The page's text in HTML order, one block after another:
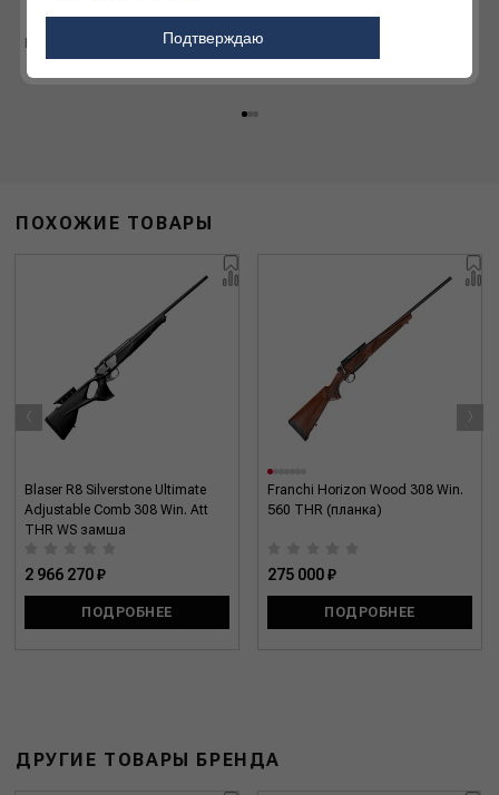
товаров для охоты и
ПОХОЖИЕ ТОВАРЫ
Blaser R8 Silverstone Ultimate
Adjustable Comb 308 Win. Att
THR WS замша
2 966 270 ₽
ПОДРОБНЕЕ
Franchi Horizon Wood 308 Win.
560 THR (планка)
275 000 ₽
ПОДРОБНЕЕ
‹ ›
ДРУГИЕ ТОВАРЫ БРЕНДА
Подтверждаю